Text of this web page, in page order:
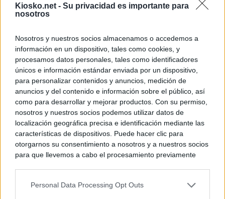
Kiosko.net - Su privacidad es importante para
nosotros
Nosotros y nuestros socios almacenamos o accedemos a
información en un dispositivo, tales como cookies, y
procesamos datos personales, tales como identificadores
únicos e información estándar enviada por un dispositivo,
para personalizar contenidos y anuncios, medición de
anuncios y del contenido e información sobre el público, así
como para desarrollar y mejorar productos. Con su permiso,
nosotros y nuestros socios podemos utilizar datos de
localización geográfica precisa e identificación mediante las
características de dispositivos. Puede hacer clic para
otorgarnos su consentimiento a nosotros y a nuestros socios
para que llevemos a cabo el procesamiento previamente
negar su consentimiento. Tenga en cuenta que algún
Personal Data Processing Opt Outs